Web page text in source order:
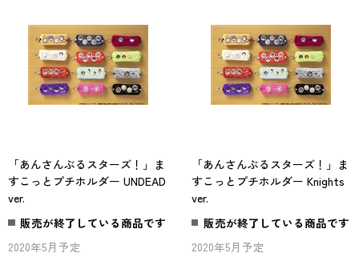
「あんさんぶるスターズ！」ま
すこっとプチホルダー UNDEAD
ver.
販売が終了している商品です
2020年5月予定
「あんさんぶるスターズ！」ま
すこっとプチホルダー Knights
ver.
販売が終了している商品です
2020年5月予定